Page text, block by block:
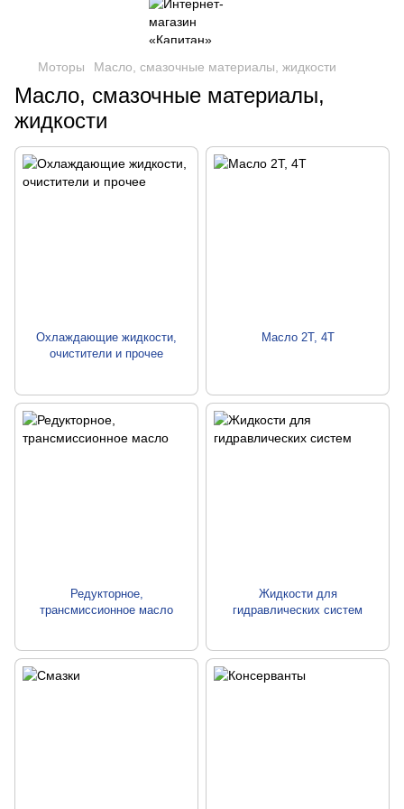
Моторы Масло, смазочные материалы, жидкости
Масло, смазочные материалы,
жидкости
Охлаждающие жидкости,
очистители и прочее
Масло 2Т, 4Т
Редукторное,
трансмиссионное масло
Жидкости для
гидравлических систем